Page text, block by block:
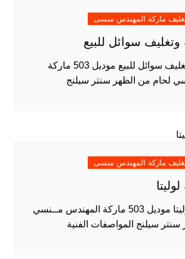
ماركة المهندس منسى
وتغليف سوائل للبيع
ماكينة تعبئة وتغليف سوائل للبيع موديل 503 ماركة
لحام من الظهر سنتر سيلنج
ماركة المهندس منسى
ماكينة تعبئة لوليتا موديل 503 ماركة المهندس مــنسي
سيلنج المواصفات الفنية